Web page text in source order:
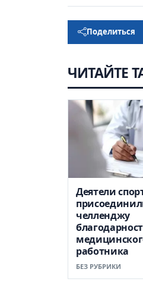
Поделиться
ЧИТАЙТЕ
Деятели
челленджу
работника
БЕЗ РУБРИКИ